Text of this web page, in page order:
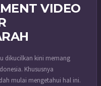
VIDEO
dikucilkan kini memang
Khususnya
mulai mengetahui hal ini.